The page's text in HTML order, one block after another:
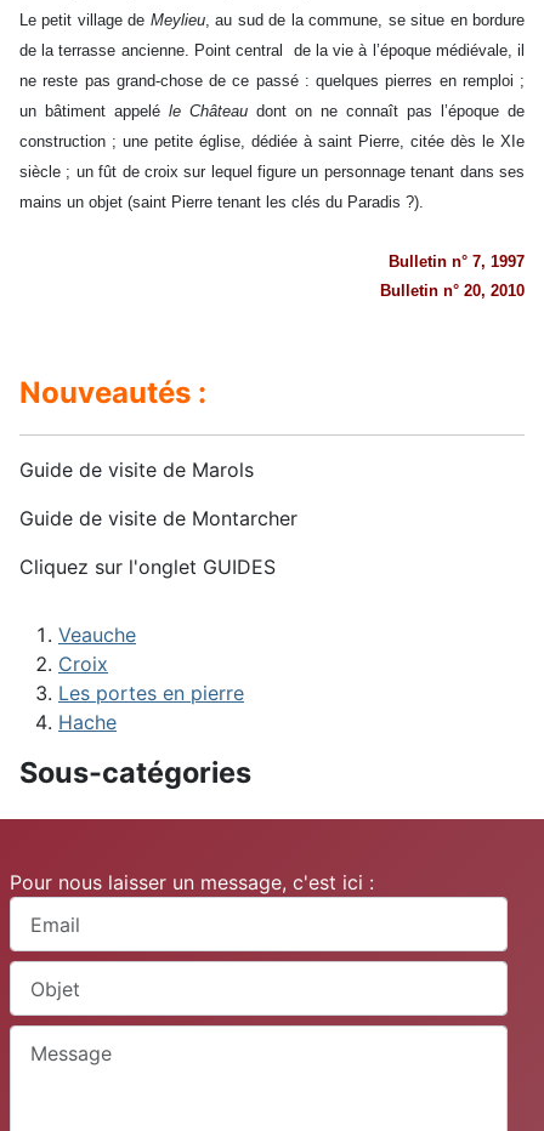
Le petit village de Meylieu, au sud de la commune, se situe en bordure
de la terrasse ancienne. Point central de la vie à l’époque médiévale, il
ne reste pas grand-chose de ce passé : quelques pierres en remploi ;
un bâtiment appelé le Château dont on ne connaît pas l’époque de
construction ; une petite église, dédiée à saint Pierre, citée dès le XIe
siècle ; un fût de croix sur lequel figure un personnage tenant dans ses
mains un objet (saint Pierre tenant les clés du Paradis ?).
Bulletin n° 7, 1997
Bulletin n° 20, 2010
Nouveautés :
Guide de visite de Marols
Guide de visite de Montarcher
Cliquez sur l'onglet GUIDES
Veauche
Croix
Les portes en pierre
Hache
Sous-catégories
Pour nous laisser un message, c'est ici :